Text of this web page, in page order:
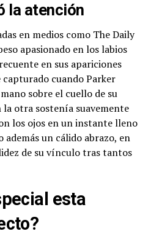
la atención
en medios como The Daily
apasionado en los labios
en sus apariciones
cuando Parker
sobre el cuello de su
la otra sostenía suavemente
los ojos en un instante lleno
un cálido abrazo, en
de su vínculo tras tantos
esta